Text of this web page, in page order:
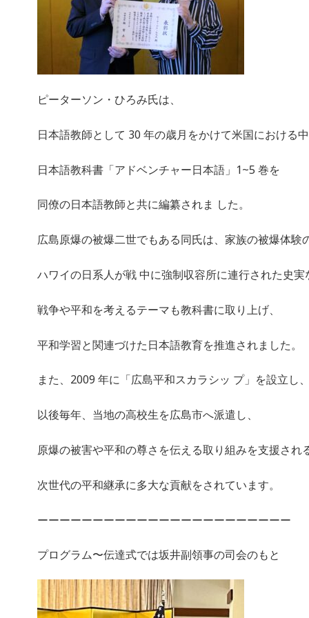
ピーターソン・ひろみ氏は、
日本語教師として 30 年の歳月をかけて米国における
日本語教科書「アドベンチャー日本語」1~5 巻を
同僚の日本語教師と共に編纂されま した。
広島原爆の被爆二世でもある同氏は、家族の被爆体験
ハワイの日系人が戦 中に強制収容所に連行された史実
戦争や平和を考えるテーマも教科書に取り上げ、
平和学習と関連づけた日本語教育を推進されました。
また、2009 年に「広島平和スカラシッ プ」を設立し、
以後毎年、当地の高校生を広島市へ派遣し、
原爆の被害や平和の尊さを伝える取り組みを支援され
次世代の平和継承に多大な貢献をされています。
ーーーーーーーーーーーーーーーーーーーーーーー
プログラム〜伝達式では坂井副領事の司会のもと